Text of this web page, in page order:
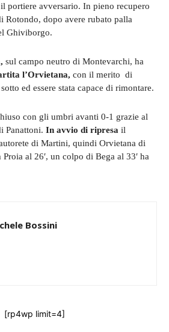
portiere avversario. In pieno recupero
Rotondo, dopo avere rubato palla
Ghiviborgo.
sul campo neutro di Montevarchi, ha
l’Orvietana, con il merito di
ed essere stata capace di rimontare.
con gli umbri avanti 0-1 grazie al
Panattoni. In avvio di ripresa il
di Martini, quindi Orvietana di
al 26′, un colpo di Bega al 33′ ha
Bossini
[rp4wp limit=4]